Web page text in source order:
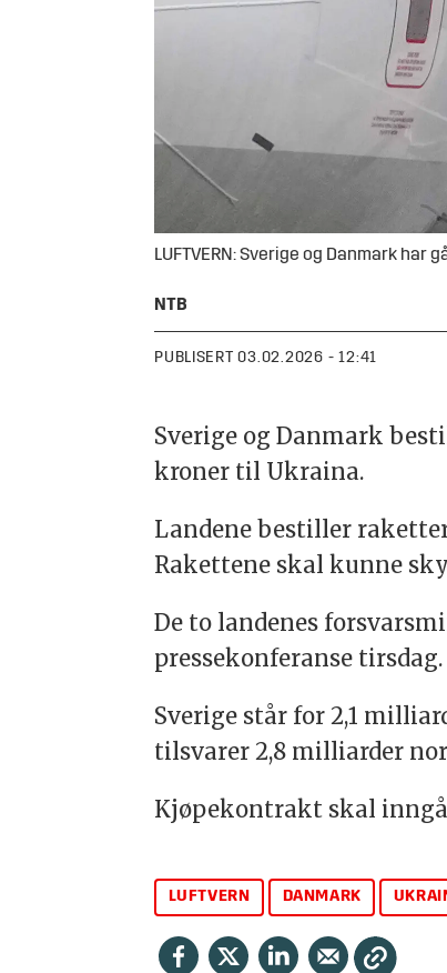
LUFTVERN: Sverige og Danmark
NTB
PUBLISERT 03.02.2026 - 12:41
Sverige og Danmark
kroner til Ukraina.
Landene bestiller
Rakettene skal kunne
De to landenes
pressekonferanse tirsdag.
Sverige står for 2,1
tilsvarer 2,8 milliarder
Kjøpekontrakt skal
LUFTVERN DANMARK